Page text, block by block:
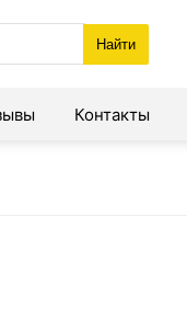
Найти
Контакты